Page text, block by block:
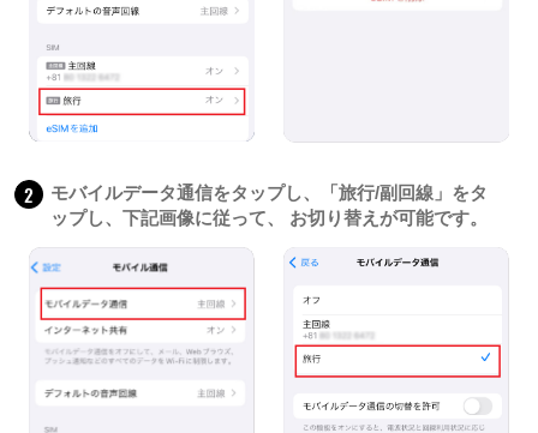
2
モバイルデータ通信をタップし、「旅行/副回線」をタ
ップし、下記画像に従って、 お切り替えが可能です。